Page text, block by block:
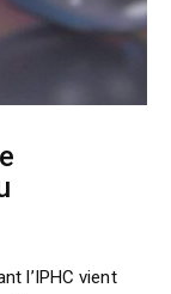
l’IPHC vient